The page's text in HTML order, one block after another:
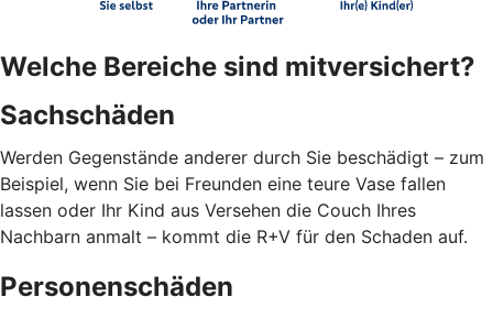
Welche Bereiche sind mitversichert?
Sachschäden
Werden Gegenstände anderer durch Sie beschädigt – zum
Beispiel, wenn Sie bei Freunden eine teure Vase fallen
lassen oder Ihr Kind aus Versehen die Couch Ihres
Nachbarn anmalt – kommt die R+V für den Schaden auf.
Personenschäden